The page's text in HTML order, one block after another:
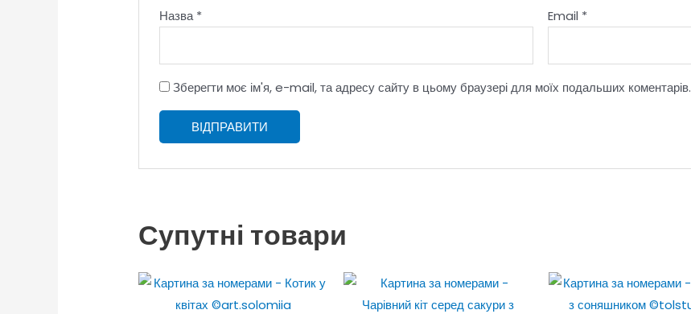
Назва* Email *
Зберегти моє ім'я, e-mail, та адресу сайту в цьому браузері для моїх подальших коментарів.
Супутні товари